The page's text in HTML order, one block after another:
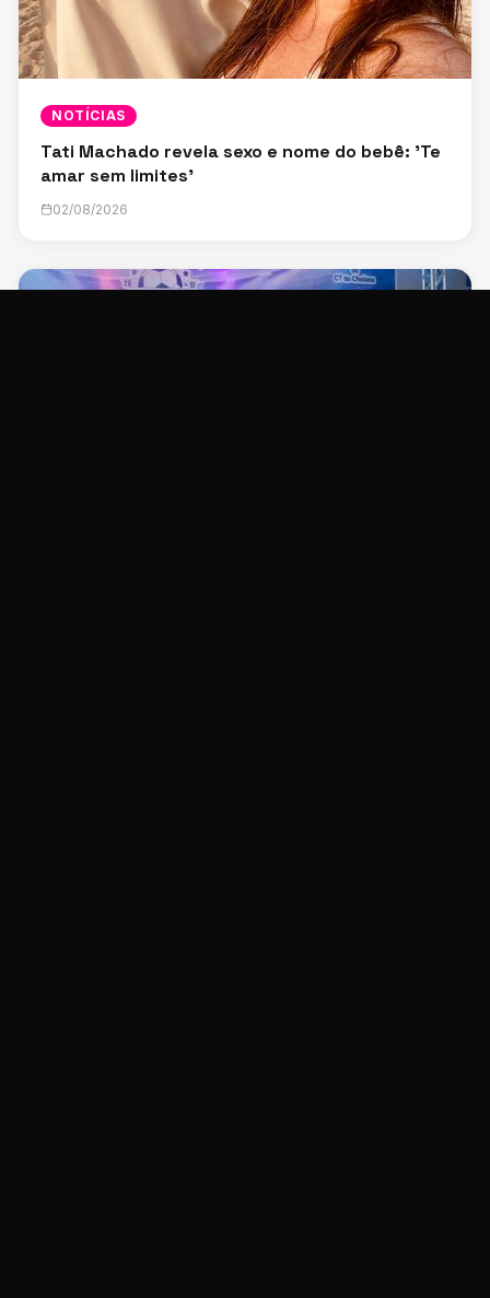
NOTÍCIAS
Tati Machado revela sexo e nome do bebê: 'Te
amar sem limites'
02/08/2026